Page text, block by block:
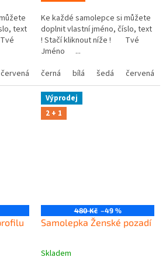
text
červená modrá žlutá zelená růžová
Ke každé samolepce si můžete
doplnit vlastní jméno, číslo, text
! Stačí kliknout níže ! Tvé
Jméno ...
černá
bílá šedá červená
Výprodej
2 + 1
480 Kč –49 %
Samolepka Ženské pozadí
Skladem